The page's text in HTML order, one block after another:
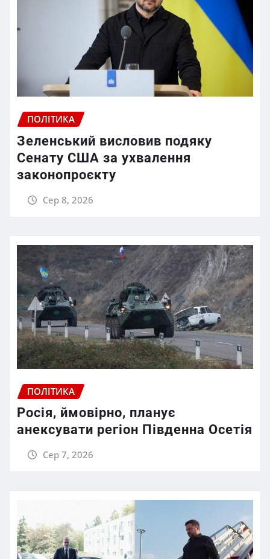
ПОЛІТИКА
Зеленський висловив подяку
Сенату США за ухвалення
законопроєкту
Сер 8, 2026
ПОЛІТИКА
Росія, ймовірно, планує
анексувати регіон Південна Осетія
Сер 7, 2026